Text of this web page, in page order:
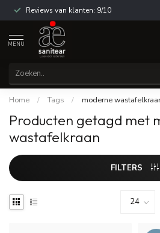
Reviews van klanten: 9/10
MENU
Home / Tags / moderne
Producten getagd met
wastafelkraan
FILTERS